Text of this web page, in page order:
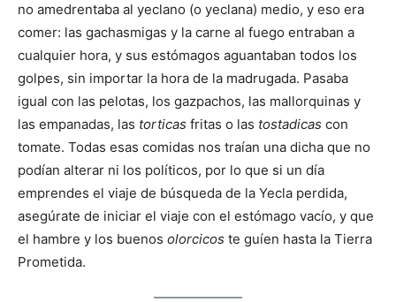
no amedrentaba al yeclano (o yeclana) medio, y eso era
comer: las gachasmigas y la carne al fuego entraban a
cualquier hora, y sus estómagos aguantaban todos los
golpes, sin importar la hora de la madrugada. Pasaba
igual con las pelotas, los gazpachos, las mallorquinas y
las empanadas, las torticas fritas o las tostadicas con
tomate. Todas esas comidas nos traían una dicha que no
podían alterar ni los políticos, por lo que si un día
emprendes el viaje de búsqueda de la Yecla perdida,
asegúrate de iniciar el viaje con el estómago vacío, y que
el hambre y los buenos olorcicos te guíen hasta la Tierra
Prometida.